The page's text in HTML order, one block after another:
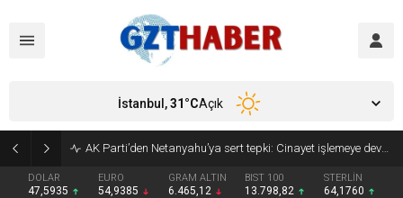
AK Parti’den Netanyahu’ya sert tepki: Cinayet işlemeye devam ediyor
DOLAR
47,5935
EURO
54,9385
GRAM ALTIN
6.465,12
BIST 100
13.798,82
STERLİN
64,1760
İstanbul,31°CAçık